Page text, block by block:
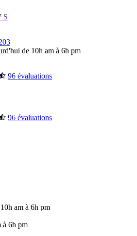
S
de 10h am à 6h pm
96 évaluations
96 évaluations
am à 6h pm
à 6h pm